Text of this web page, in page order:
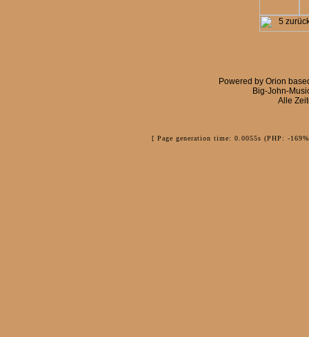
Powered by Orion
Big-John-
Alle
[ Page generation time: 0.0055s (PHP: -